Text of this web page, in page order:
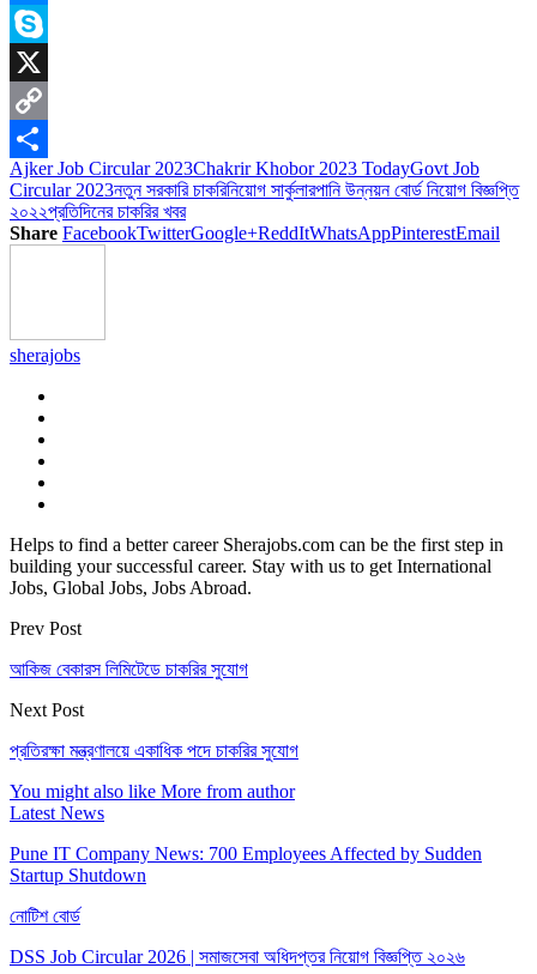
Messenger
Skype
X
Copy
Link
Share
Ajker Job Circular 2023Chakrir Khobor 2023 TodayGovt Job
Circular 2023নতুন সরকারি চাকরিনিয়োগ সার্কুলারপানি উন্নয়ন বোর্ড নিয়োগ বিজ্ঞপ্তি
২০২২প্রতিদিনের চাকরির খবর
Share FacebookTwitterGoogle+ReddItWhatsAppPinterestEmail
sherajobs
Helps to find a better career Sherajobs.com can be the first step in
building your successful career. Stay with us to get International
Jobs, Global Jobs, Jobs Abroad.
Prev Post
আকিজ বেকারস লিমিটেডে চাকরির সুযোগ
Next Post
প্রতিরক্ষা মন্ত্রণালয়ে একাধিক পদে চাকরির সুযোগ
You might also like More from author
Latest News
Pune IT Company News: 700 Employees Affected by Sudden
Startup Shutdown
নোটিশ বোর্ড
DSS Job Circular 2026 | সমাজসেবা অধিদপ্তর নিয়োগ বিজ্ঞপ্তি ২০২৬